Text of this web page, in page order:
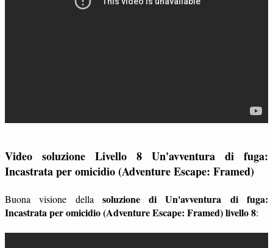
Video soluzione Livello 8 Un'avventura di fuga:
Incastrata per omicidio (Adventure Escape: Framed)
Buona visione della soluzione di Un'avventura di fuga:
Incastrata per omicidio (Adventure Escape: Framed) livello 8: